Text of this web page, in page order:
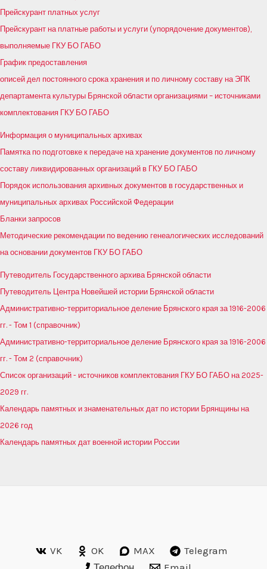
Прейскурант платных услуг
Прейскурант на платные работы и услуги (упорядочение документов),
выполняемые ГКУ БО ГАБО
График предоставления
описей дел постоянного срока хранения и по личному составу на ЭПК
департамента культуры Брянской области организациями – источниками
комплектования ГКУ БО ГАБО
Информация о муниципальных архивах
Памятка по подготовке к передаче на хранение документов по личному
составу ликвидированных организаций в ГКУ БО ГАБО
Порядок использования архивных документов в государственных и
муниципальных архивах Российской Федерации
Бланки запросов
Методические рекомендации по ведению генеалогических исследований
на основании документов ГКУ БО ГАБО
Путеводитель Государственного архива Брянской области
Путеводитель Центра Новейшей истории Брянской области
Административно-территориальное деление Брянского края за 1916-2006
гг. - Том 1 (справочник)
Административно-территориальное деление Брянского края за 1916-2006
гг. - Том 2 (справочник)
Список организаций - источников комплектования ГКУ БО ГАБО на 2025-
2029 гг.
Календарь памятных и знаменательных дат по истории Брянщины на
2026 год
Календарь памятных дат военной истории России
VK OK MAX
Telegram